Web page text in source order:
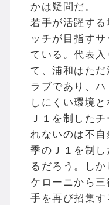
かは疑問だ。
若手が活躍す
ッチが目指す
ている。代表
て、浦和はた
ラブであり、
しにくい環境と
Ｊ１を制した
れないのは不
季のＪ１を制
るだろう。し
ケローニから
手を再び招集す